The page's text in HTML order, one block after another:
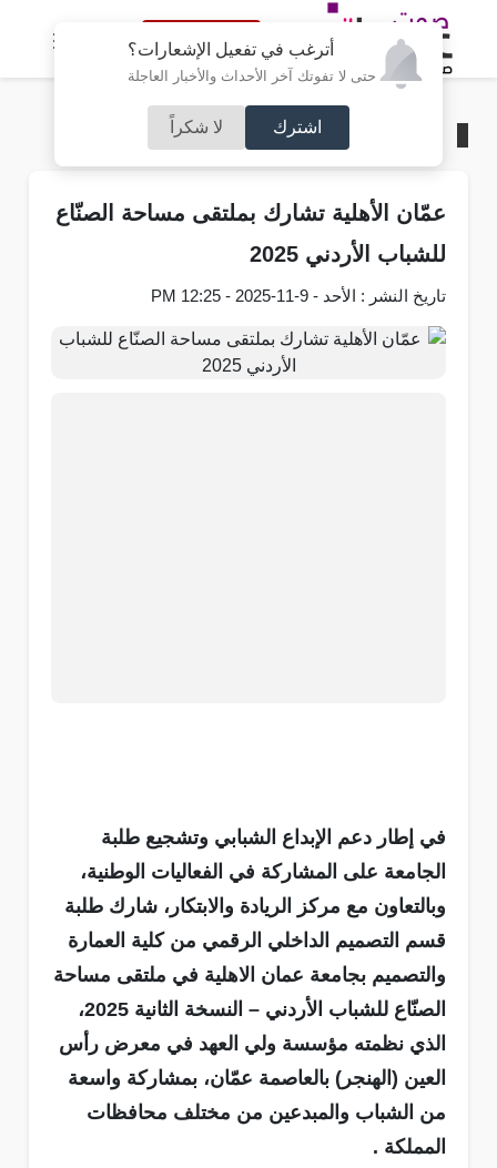
أترغب في تفعيل الإشعارات؟
حتى لا تفوتك آخر الأحداث والأخبار العاجلة
اشترك لا شكراً
النسخة الكاملة
جامعات
عمّان الأهلية تشارك بملتقى مساحة الصنّاع
للشباب الأردني 2025
تاريخ النشر : الأحد - 9-11-2025 - 12:25 PM
في إطار دعم الإبداع الشبابي وتشجيع طلبة
الجامعة على المشاركة في الفعاليات الوطنية،
وبالتعاون مع مركز الريادة والابتكار، شارك طلبة
قسم التصميم الداخلي الرقمي من كلية العمارة
والتصميم بجامعة عمان الاهلية في ملتقى مساحة
الصنّاع للشباب الأردني – النسخة الثانية 2025،
الذي نظمته مؤسسة ولي العهد في معرض رأس
العين (الهنجر) بالعاصمة عمّان، بمشاركة واسعة
من الشباب والمبدعين من مختلف محافظات
المملكة .